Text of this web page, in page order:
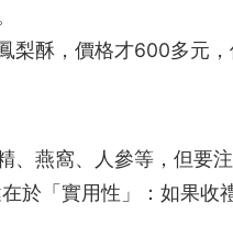
梨酥，價格才600多元
、燕窩、人參等，但要
於「實用性」：如果收